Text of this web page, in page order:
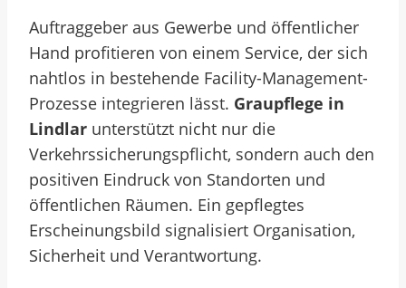
Auftraggeber aus Gewerbe und öffentlicher
Hand profitieren von einem Service, der sich
nahtlos in bestehende Facility-Management-
Prozesse integrieren lässt. Graupflege in
Lindlar unterstützt nicht nur die
Verkehrssicherungspflicht, sondern auch den
positiven Eindruck von Standorten und
öffentlichen Räumen. Ein gepflegtes
Erscheinungsbild signalisiert Organisation,
Sicherheit und Verantwortung.